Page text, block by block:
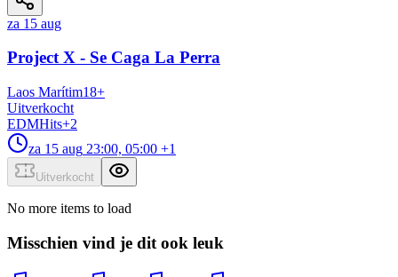
za 15 aug
Project X - Se Caga La Perra
Laos Marítim18+
Uitverkocht
EDMHits+2
za 15 aug 23:00, 05:00 +1
Uitverkocht
No more items to load
Misschien vind je dit ook leuk